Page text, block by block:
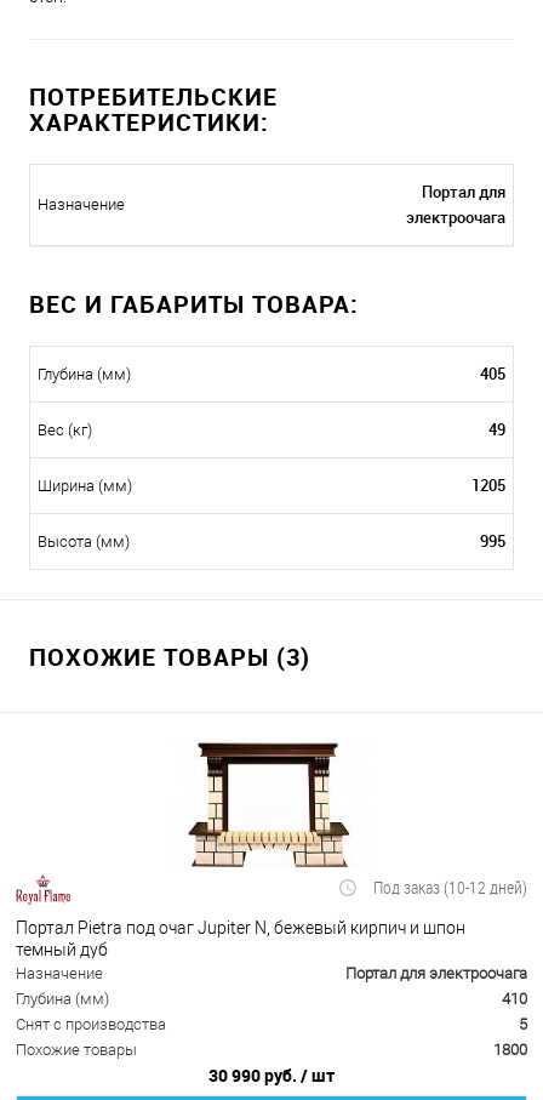
ПОТРЕБИТЕЛЬСКИЕ
ХАРАКТЕРИСТИКИ:
Назначение
Портал для
электроочага
ВЕС И ГАБАРИТЫ ТОВАРА:
Глубина (мм) 405
Вес (кг) 49
Ширина (мм) 1205
Высота (мм) 995
ПОХОЖИЕ ТОВАРЫ (3)
Под заказ (10-12 дней)
Портал Pietra под очаг Jupiter N, бежевый кирпич и шпон
темный дуб
Назначение
Портал для электроочага
Глубина (мм)
410
Снят с производства
5
Похожие товары
1800
30 990 руб. / шт